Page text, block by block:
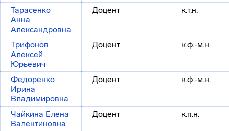
Тарасенко
Анна
Александровна
Доцент к.т.н.
Трифонов
Алексей
Юрьевич
Доцент к.ф.-м.н.
Федоренко
Ирина
Владимировна
Доцент к.ф.-м.н.
Чайкина Елена
Валентиновна
Доцент к.п.н.